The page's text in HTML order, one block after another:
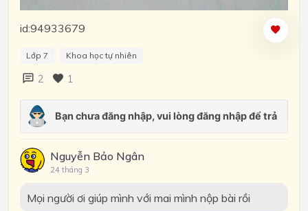
id:94933679
Lớp 7 Khoa học tự nhiên
2 1
Nguyễn Bảo Ngân
24 tháng 3
Mọi người ơi giúp mình với mai mình nộp bài rồi